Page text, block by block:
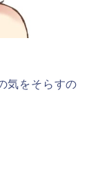
気をそらすの